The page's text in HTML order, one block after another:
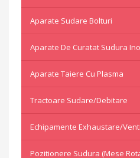
Aparate Sudare Bolturi
Aparate De Curatat Sudura
Aparate Taiere Cu Plasma
Tractoare Sudare/Debitare
Echipamente Exhaustare/
Pozitionere Sudura (mese